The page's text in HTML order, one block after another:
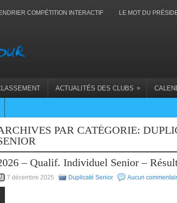
COMPÉTITION INTERACTIF LE MOT DU
ACTUALITÉS DES CLUBS »
PAR CATÉGORIE:
– Qualif. Individuel Senior –
7 décembre 2025 Duplicaté Senior Aucun